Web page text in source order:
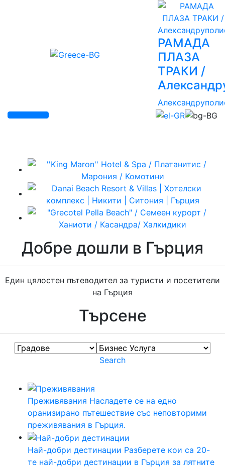
РАМАДА
ПЛАЗА
ТРАКИ /
Добре дошли в Гърция
Един цялостен пътеводител за туристи и посетители
на Гърция
Търсене
Градове
Бизнес
Услуга
Search
Преживявания Насладете се на едно
оранизирано пътешествие със неповторими
преживявания в Гърция.
Най-добри дестинации Разберете кои са 20-
те най-добри дестинации в Гърция за лятните